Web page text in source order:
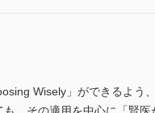
Wisely」ができるよう